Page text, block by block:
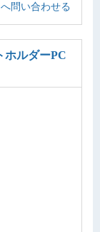
問い合わせる
ホルダーPC